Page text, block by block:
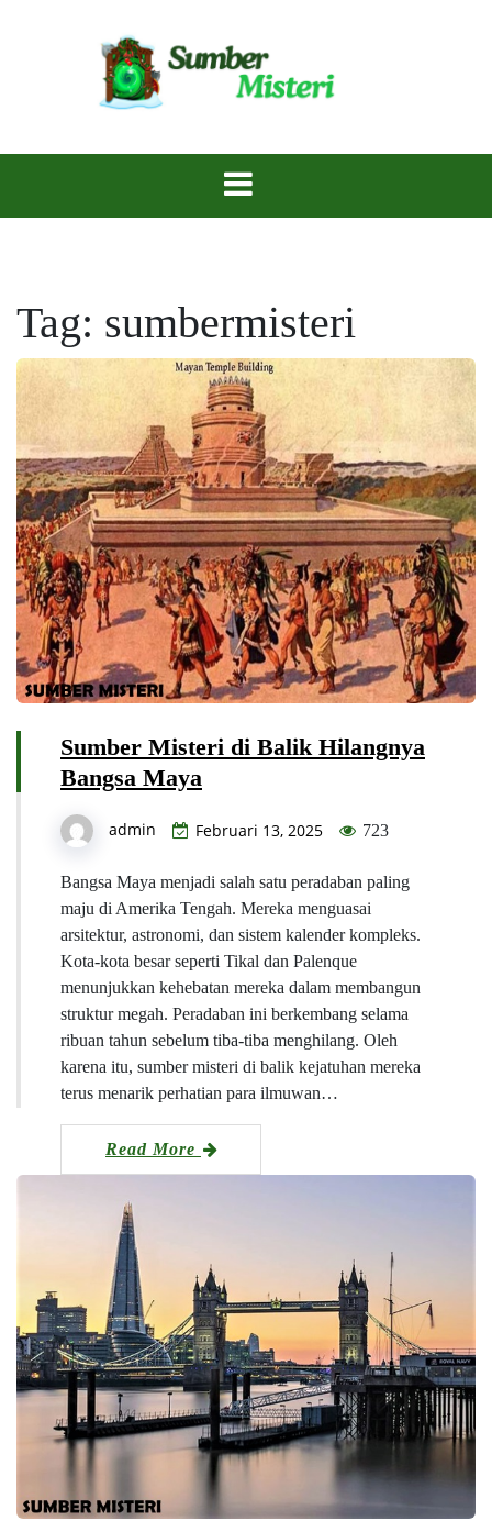
Sumber Misteri
Tag: sumbermisteri
Sumber Misteri di Balik Hilangnya
Bangsa Maya
admin Februari 13, 2025 723
Bangsa Maya menjadi salah satu peradaban paling
maju di Amerika Tengah. Mereka menguasai
arsitektur, astronomi, dan sistem kalender kompleks.
Kota-kota besar seperti Tikal dan Palenque
menunjukkan kehebatan mereka dalam membangun
struktur megah. Peradaban ini berkembang selama
ribuan tahun sebelum tiba-tiba menghilang. Oleh
karena itu, sumber misteri di balik kejatuhan mereka
terus menarik perhatian para ilmuwan…
Read More